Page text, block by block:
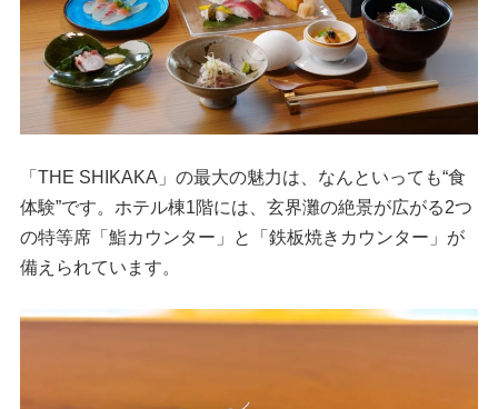
「THE SHIKAKA」の最大の魅力は、なんといっても“食
体験”です。ホテル棟1階には、玄界灘の絶景が広がる2つ
の特等席「鮨カウンター」と「鉄板焼きカウンター」が
備えられています。